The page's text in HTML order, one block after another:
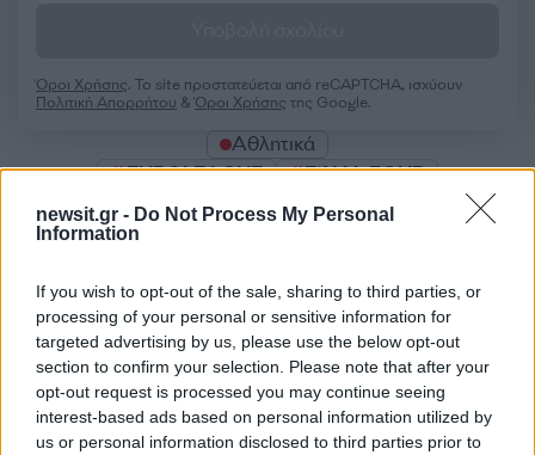
newsit.gr - Do Not Process My Personal
Information
If you wish to opt-out of the sale, sharing to third parties, or
processing of your personal or sensitive information for
targeted advertising by us, please use the below opt-out
section to confirm your selection. Please note that after your
opt-out request is processed you may continue seeing
interest-based ads based on personal information utilized by
us or personal information disclosed to third parties prior to
Όροι Χρήσης. Το site προστατεύεται από reCAPTCHA, ισχύουν
Πολιτική Απορρήτου &Όροι Χρήσης της Google.
Αθλητικά
EUROLEAGUE
FINAL FOUR
FINAL FOUR EUROLEAGUE
ΟΛΥΜΠΙΑΚΟΣ
Share:
Ακολουθήστε το Νewsit.gr στοGoogle Newsκαι
ενημερωθείτε πρώτοι για όλη την ειδησεογραφία και τα
τελευταία νέατης ημέρας